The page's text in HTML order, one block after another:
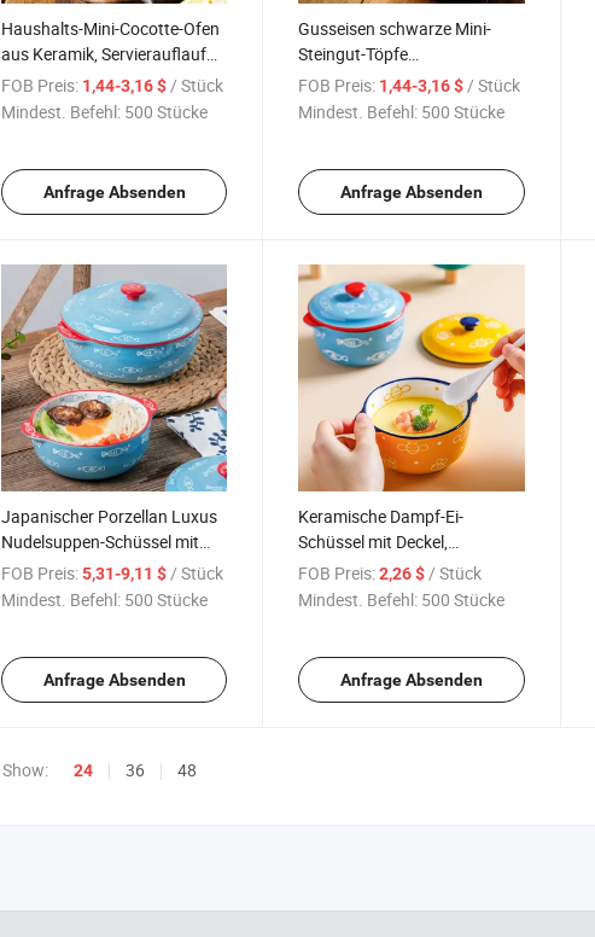
Haushalts-Mini-Cocotte-Ofen
aus Keramik, Servierauflauf
mit Griff und Deckel
FOB Preis: 1,44-3,16 $/ Stück
Mindest. Befehl: 500 Stücke
Anfrage Absenden
Gusseisen schwarze Mini-
Steingut-Töpfe
Küchenutensilien Keramische
runde Auflaufform
FOB Preis: 1,44-3,16 $/ Stück
Mindest. Befehl: 500 Stücke
Anfrage Absenden
Japanischer Porzellan Luxus
Nudelsuppen-Schüssel mit
Deckel und Griff
FOB Preis:5,31-9,11 $ / Stück
Mindest. Befehl: 500 Stücke
Anfrage Absenden
Keramische Dampf-Ei-
Schüssel mit Deckel,
Haushaltsbackgeschirr,
Puddingbecher, Dessert
FOB Preis: 2,26 $ / Stück
Mindest. Befehl: 500 Stücke
Anfrage Absenden
Show: 24 36 48